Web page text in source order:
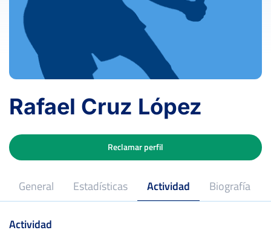
Rafael Cruz López
General Estadísticas Actividad Biografía
Reclamar perfil
Actividad